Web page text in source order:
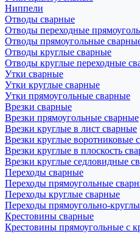
Ниппели
Отводы сварные
Отводы переходные
Отводы прямоугольные
Отводы круглые сварные
Отводы круглые переходные
Утки сварные
Утки круглые сварные
Утки прямоугольные сварные
Врезки сварные
Врезки прямоугольные сварные
Врезки круглые в лист сварные
Врезки круглые воротниковые
Врезки круглые в плоскость
Врезки круглые седловидные
Переходы сварные
Переходы прямоугольные
Переходы круглые сварные
Переходы прямоугольно-
Крестовины сварные
Крестовины прямоугольные с